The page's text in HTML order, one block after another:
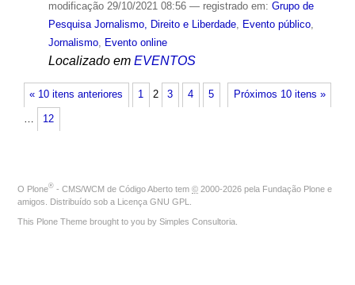
modificação29/10/2021 08:56 — registrado em: Grupo de
Pesquisa Jornalismo, Direito e Liberdade, Evento público,
Jornalismo, Evento online
Localizado em EVENTOS
« 10 itens anteriores Próximos 10 itens »
1 2 3 4 5
… 12
O Plone® - CMS/WCM de Código Aberto tem © 2000-2026 pela Fundação Plone e
amigos. Distribuído sob a Licença GNU GPL
This Plone Theme brought to you by Simples Consultoria